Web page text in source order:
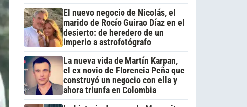
El nuevo negocio de Nicolás, el
marido de Rocío Guirao Díaz en el
desierto: de heredero de un
imperio a astrofotógrafo
La nueva vida de Martín Karpan,
el ex novio de Florencia Peña que
construyó un negocio con ella y
ahora triunfa en Colombia